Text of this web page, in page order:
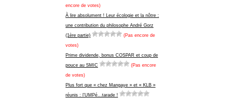
encore de votes)
À lire absolument ! Leur écologie et la nôtre :
une contribution du philosophe André Gorz
(1ère partie)
(Pas encore de
votes)
Prime dividende, bonus COSPAR et coup de
pouce au SMIC
(Pas encore
de votes)
Plus fort que « chez Mangaye » et « KLB »
réunis : l’UMPé…tarade !